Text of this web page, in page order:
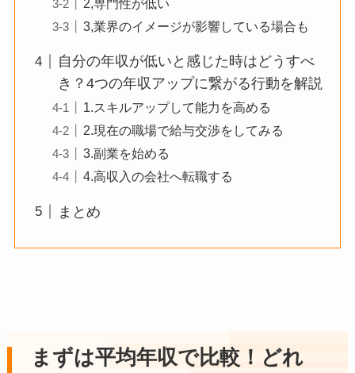
2,専門性が低い
3,業界のイメージが影響している場合も
自分の年収が低いと感じた時はどうすべ
き？4つの年収アップに繋がる行動を解説
1.スキルアップして能力を高める
2.現在の職場で給与交渉をしてみる
3.副業を始める
4.高収入の会社へ転職する
まとめ
まずは平均年収で比較！どれ